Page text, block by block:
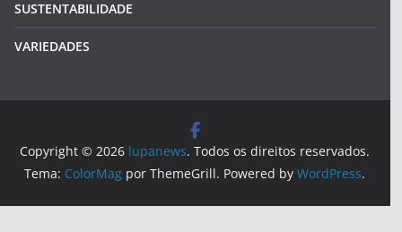
SUSTENTABILIDADE
VARIEDADES
Copyright © 2026 lupanews. Todos os direitos reservados.
Tema: ColorMag por ThemeGrill. Powered byWordPress.